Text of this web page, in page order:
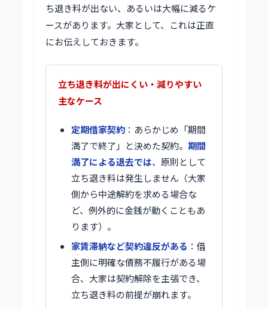
ち退き料が出ない、あるいは大幅に減るケ
ースがあります。大家として、これは正直
にお伝えしておきます。
立ち退き料が出にくい・減りやすい
主なケース
定期借家契約 ：あらかじめ「期間
満了で終了」と決めた契約。期間
満了による退去では、原則として
立ち退き料は発生しません（大家
側から中途解約を求める場合な
ど、例外的に金銭が動くこともあ
ります）。
家賃滞納など契約違反がある ：借
主側に明確な債務不履行がある場
合、大家は契約解除を主張でき、
立ち退き料の前提が崩れます。